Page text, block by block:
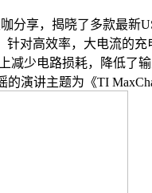
分享，揭晓了多款最新
对高效率，大电流的
减少电路损耗，降低了
演讲主题为《TI